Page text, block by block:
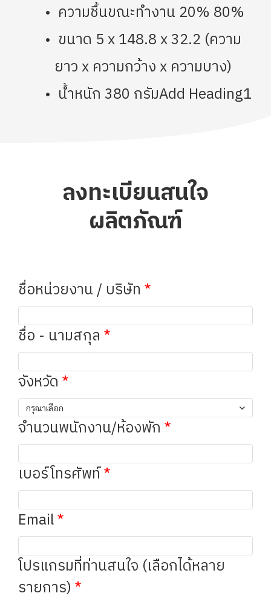
ความชื้นขณะทำงาน 20% 80%
ขนาด 5 x 148.8 x 32.2 (ความ
ยาว x ความกว้าง x ความบาง)
น้ำหนัก 380 กรัมAdd Heading1
ลงทะเบียนสนใจ
ผลิตภัณฑ์
ชื่อหน่วยงาน / บริษัท
ชื่อ - นามสกุล
จังหวัด
กรุณาเลือก
จำนวนพนักงาน/ห้องพัก
เบอร์โทรศัพท์
Email
โปรแกรมที่ท่านสนใจ (เลือกได้หลาย
รายการ)